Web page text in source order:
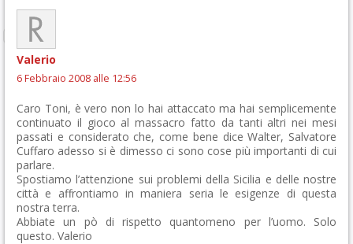
Valerio
6 Febbraio 2008 alle 12:56
Caro Toni, è vero non lo hai attaccato ma hai semplicemente
continuato il gioco al massacro fatto da tanti altri nei mesi
passati e considerato che, come bene dice Walter, Salvatore
Cuffaro adesso si è dimesso ci sono cose più importanti di cui
parlare.
Spostiamo l’attenzione sui problemi della Sicilia e delle nostre
città e affrontiamo in maniera seria le esigenze di questa
nostra terra.
Abbiate un pò di rispetto quantomeno per l’uomo. Solo
questo. Valerio